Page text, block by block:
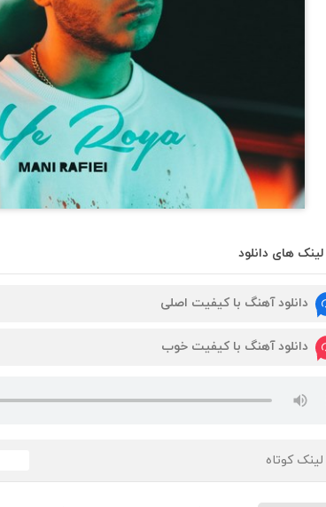
لینک های دانلود
دانلود آهنگ با کیفیت اصلی
دانلود آهنگ با کیفیت خوب
لینک کوتاه